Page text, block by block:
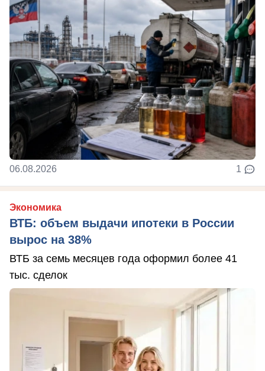
06.08.2026 1
Экономика
ВТБ: объем выдачи ипотеки в России
вырос на 38%
ВТБ за семь месяцев года оформил более 41
тыс. сделок